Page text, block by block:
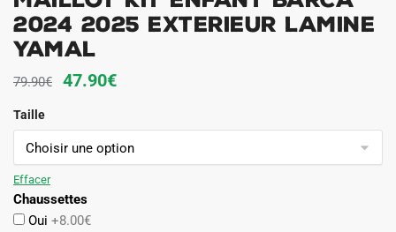
2024 2025 Exterieur Lamine
Yamal
79.90€
Le
initial
était :
47.90€Le
actuel
est :
Taille
Effacer
Chaussettes
Oui +8.00€